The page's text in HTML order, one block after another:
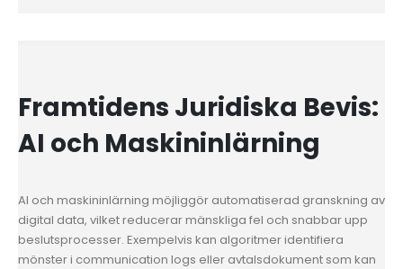
Framtidens Juridiska Bevis:
AI och Maskininlärning
AI och maskininlärning möjliggör automatiserad granskning av
digital data, vilket reducerar mänskliga fel och snabbar upp
beslutsprocesser. Exempelvis kan algoritmer identifiera
mönster i communication logs eller avtalsdokument som kan